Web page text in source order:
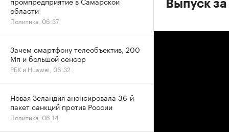
Выпуск
области
Политика, 06:37
Зачем смартфону телеобъектив, 200
Мп и большой сенсор
РБК и Huawei, 06:32
Новая Зеландия анонсировала 36-й
пакет санкций против России
Политика, 06:14